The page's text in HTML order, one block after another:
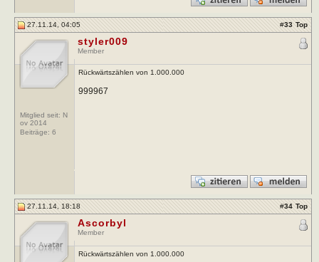
27.11.14, 04:05 #33 Top
Mitglied seit: N
ov 2014
Beiträge: 6
styler009
Member
Rückwärtszählen von 1.000.000
999967
27.11.14, 18:18 #34 Top
Ascorbyl
Member
Rückwärtszählen von 1.000.000